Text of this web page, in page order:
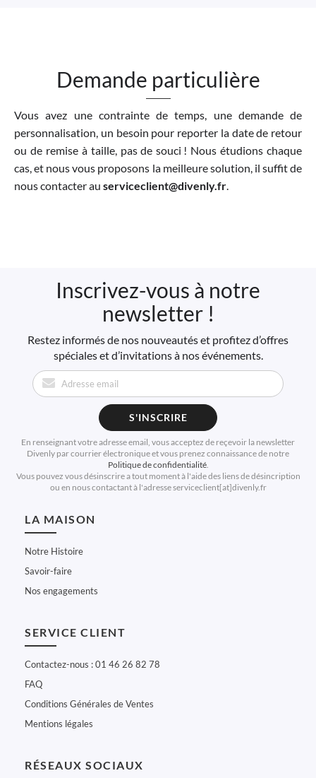
Demande particulière
Vous avez une contrainte de temps, une demande de
personnalisation, un besoin pour reporter la date de retour
ou de remise à taille, pas de souci ! Nous étudions chaque
cas, et nous vous proposons la meilleure solution, il suffit de
nous contacter au serviceclient@divenly.fr.
Inscrivez-vous à notre
newsletter !
Restez informés de nos nouveautés et profitez d’offres
spéciales et d’invitations à nos événements.
S'INSCRIRE
En renseignant votre adresse email, vous acceptez de reçevoir la newsletter
Divenly par courrier électronique et vous prenez connaissance de notre
Politique de confidentialité.
Vous pouvez vous désinscrire a tout moment à l'aide des liens de désincription
ou en nous contactant à l'adresse serviceclient[at]divenly.fr
LA MAISON
Notre Histoire
Savoir-faire
Nos engagements
SERVICE CLIENT
Contactez-nous : 01 46 26 82 78
FAQ
Conditions Générales de Ventes
Mentions légales
RÉSEAUX SOCIAUX